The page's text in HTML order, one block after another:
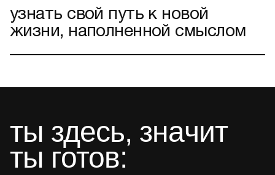
узнать свой путь к новой
жизни, наполненной смыслом
ты здесь, значит
ты готов: